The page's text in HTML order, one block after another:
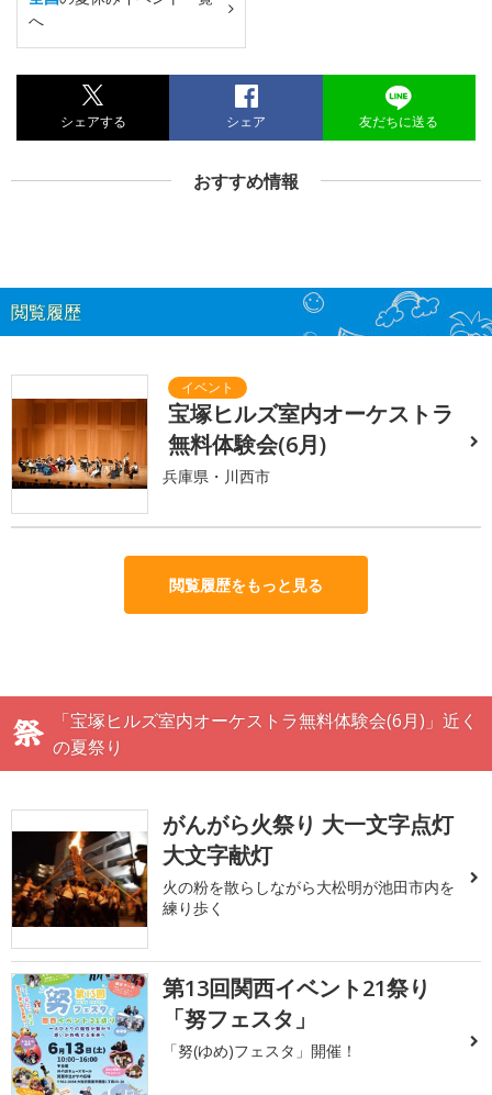
へ
シェアする シェア 友だちに送る
おすすめ情報
閲覧履歴
宝塚ヒルズ室内オーケストラ
無料体験会(6月)
兵庫県・川西市
閲覧履歴をもっと見る
「宝塚ヒルズ室内オーケストラ無料体験会(6月)」近く
の夏祭り
がんがら火祭り 大一文字点灯
大文字献灯
火の粉を散らしながら大松明が池田市内を
練り歩く
第13回関西イベント21祭り
「努フェスタ」
「努(ゆめ)フェスタ」開催！